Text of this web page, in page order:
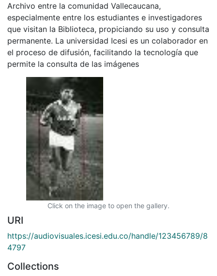
Archivo entre la comunidad Vallecaucana,
especialmente entre los estudiantes e investigadores
que visitan la Biblioteca, propiciando su uso y consulta
permanente. La universidad Icesi es un colaborador en
el proceso de difusión, facilitando la tecnología que
permite la consulta de las imágenes
Click on the image to open the gallery.
URI
https://audiovisuales.icesi.edu.co/handle/123456789/8
4797
Collections